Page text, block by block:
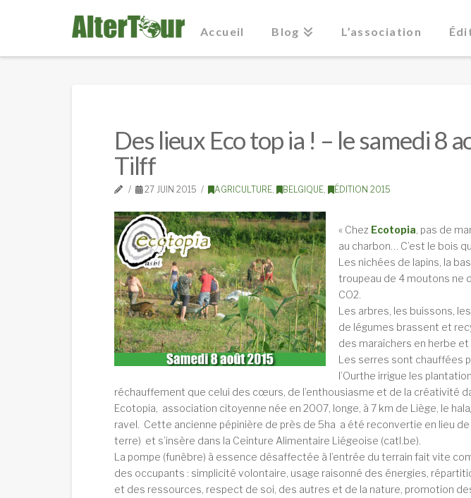
Accueil Blog L’association
Des lieux Eco top ia ! – le samedi 8
Tilff
27 JUIN 2015 AGRICULTURE, BELGIQUE, ÉDITION 2015
« Chez Ecotopia , pas de
au charbon… C’est le bois
Les nichées de lapins, la
troupeau de 4 moutons ne
CO2.
Les arbres, les buissons,
de légumes brassent et
des maraîchers en herbe et
Les serres sont chauffées
l’Ourthe irrigue les
réchauffement que celui des cœurs, de l’enthousiasme et de la créativité
Ecotopia, association citoyenne née en 2007, longe, à 7 km de Liège, le
ravel. Cette ancienne pépinière de près de 5ha a été reconvertie en lieu de
terre) et s’insère dans la Ceinture Alimentaire Liégeoise (catl.be).
La pompe (funèbre) à essence désaffectée à l’entrée du terrain fait vite
des occupants : simplicité volontaire, usage raisonné des énergies,
et des ressources, respect de soi, des autres et de la nature, promotion